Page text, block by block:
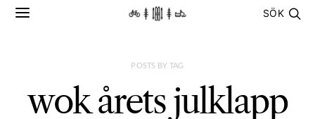
SÖK
POSTS BY TAG
wok årets julklapp